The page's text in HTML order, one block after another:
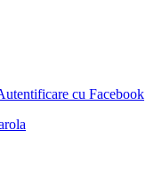
cu Facebook